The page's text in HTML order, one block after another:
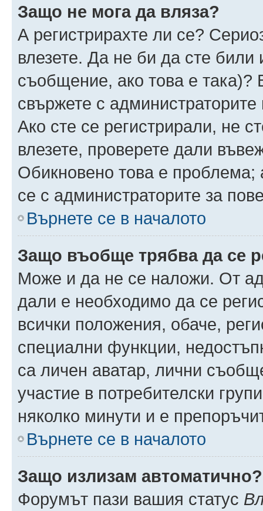
Защо не мога да вляза?
А регистрирахте ли се?
влезете. Да не би да сте
съобщение, ако това е така)?
свържете с
Ако сте се регистрирали, не
влезете, проверете дали
Обикновено това е проблема;
се с администраторите за
Върнете се в началото
Защо въобще трябва да се
Може и да не се наложи. От
дали е необходимо да се
всички положения, обаче,
специални функции,
са личен аватар, лични
участие в потребителски
няколко минути и е
Върнете се в началото
Защо излизам автоматично?
Форумът пази вашия статус